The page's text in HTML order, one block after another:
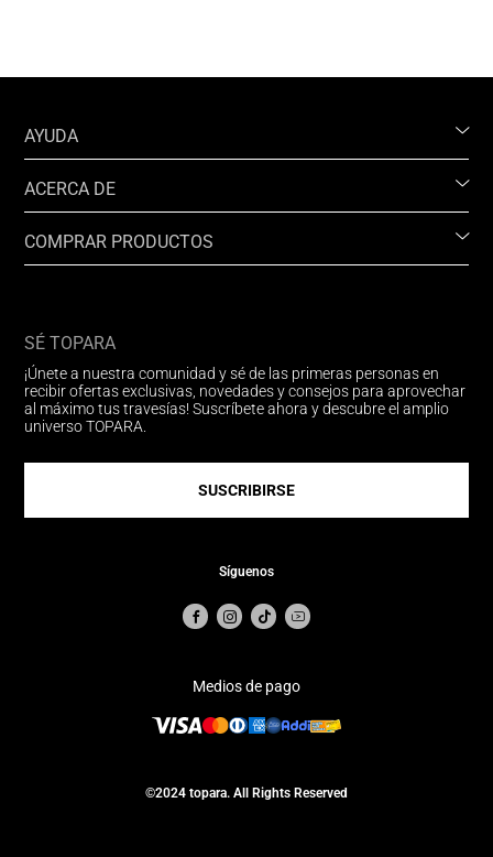
AYUDA
ACERCA DE
COMPRAR PRODUCTOS
SÉ TOPARA
¡Únete a nuestra comunidad y sé de las primeras personas en
recibir ofertas exclusivas, novedades y consejos para aprovechar
al máximo tus travesías! Suscríbete ahora y descubre el amplio
universo TOPARA.
SUSCRIBIRSE
Síguenos
Medios de pago
©2024 topara. All Rights Reserved